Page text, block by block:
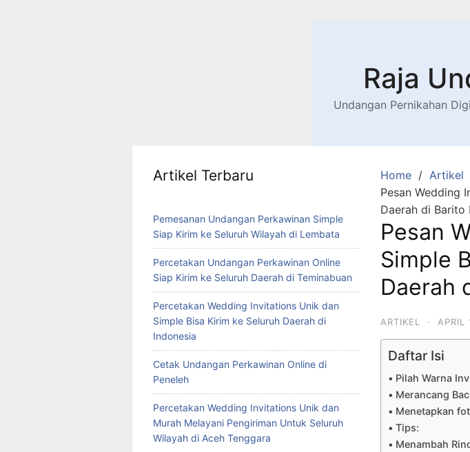
Raja
Undangan Pernikahan
Home
Artikel
Pesan Wedding
Daerah di Barito
Pesan
Simple
Daerah
ARTIKEL · APRIL
Daftar Isi
Pilah Warna
Merancang
Menetapkan
Tips:
Menambah
Artikel Terbaru
Pemesanan Undangan Perkawinan Simple
Siap Kirim ke Seluruh Wilayah di Lembata
Percetakan Undangan Perkawinan Online
Siap Kirim ke Seluruh Daerah di Teminabuan
Percetakan Wedding Invitations Unik dan
Simple Bisa Kirim ke Seluruh Daerah di
Indonesia
Cetak Undangan Perkawinan Online di
Peneleh
Percetakan Wedding Invitations Unik dan
Murah Melayani Pengiriman Untuk Seluruh
Wilayah di Aceh Tenggara